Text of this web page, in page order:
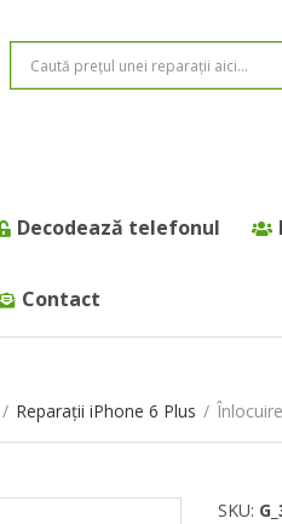
Decodează telefonul
Contact
/ Reparații iPhone 6 Plus /
SKU: